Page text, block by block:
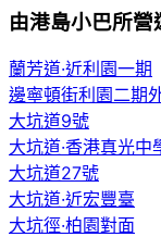
由港島小巴所營
蘭芳道·近利園一期
邊寧頓街利園二期
大坑道9號
大坑道·香港真光中
大坑道27號
大坑道·近宏豐臺
大坑徑·柏園對面